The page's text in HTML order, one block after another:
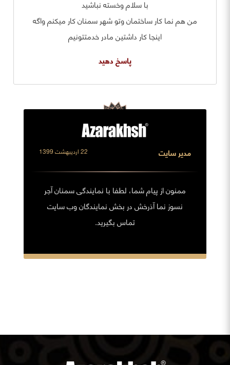
با سلام وخسته نباشید
من هم نما کار ساختمان وتو شهر سمنان کار میکنم واگه
اینجا کار داشتین مادر خدمتتونیم
پاسخ دهید
مدیر سایت 22 اردیبهشت 1399
ممنون از پیام شما، لطفا با نمایندگی سمنان آجر
نسوز نما آذرخش در بخش نمایندگان وب سایت
تماس بگیرید.